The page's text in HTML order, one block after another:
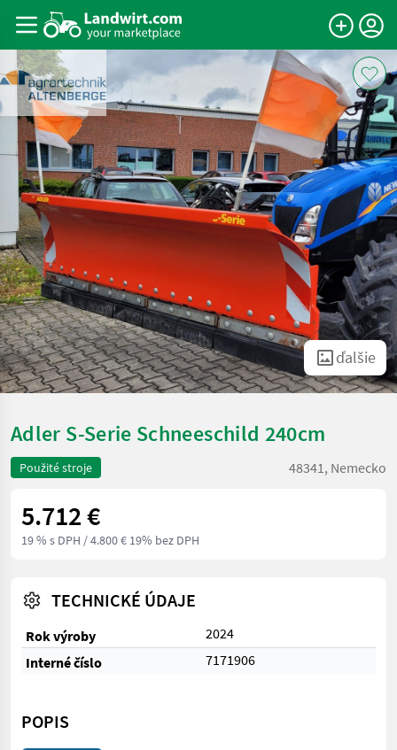
ďalšie
Adler S-Serie Schneeschild 240cm
Použité stroje 48341, Nemecko
5.712 €
19 % s DPH / 4.800 € 19% bez DPH
TECHNICKÉ ÚDAJE
Rok výroby
2024
Interné číslo
7171906
POPIS